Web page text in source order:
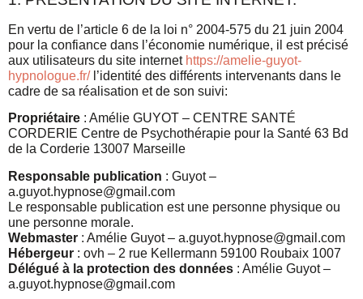
En vertu de l’article 6 de la loi n° 2004-575 du 21 juin 2004
pour la confiance dans l’économie numérique, il est précisé
aux utilisateurs du site internet https://amelie-guyot-
hypnologue.fr/l’identité des différents intervenants dans le
cadre de sa réalisation et de son suivi:
Propriétaire : Amélie GUYOT – CENTRE SANTÉ
CORDERIE Centre de Psychothérapie pour la Santé 63 Bd
de la Corderie 13007 Marseille
Responsable publication : Guyot –
a.guyot.hypnose@gmail.com
Le responsable publication est une personne physique ou
une personne morale.
Webmaster : Amélie Guyot – a.guyot.hypnose@gmail.com
Hébergeur : ovh – 2 rue Kellermann 59100 Roubaix 1007
Délégué à la protection des données : Amélie Guyot –
a.guyot.hypnose@gmail.com